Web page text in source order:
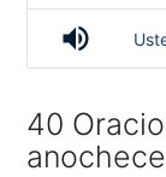
volume_up
40